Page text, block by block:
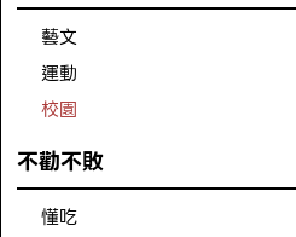
藝文
運動
校園
不勸不敗
懂吃